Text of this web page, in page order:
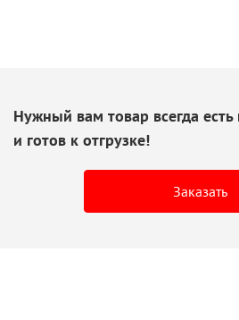
Нужный вам товар всегда есть
и готов к отгрузке!
Заказать